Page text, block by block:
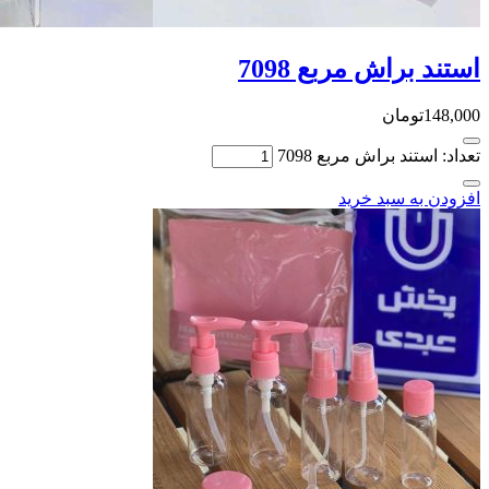
استند براش مربع 7098
148,000تومان
تعداد: استند براش مربع 7098
افزودن به سبد خرید